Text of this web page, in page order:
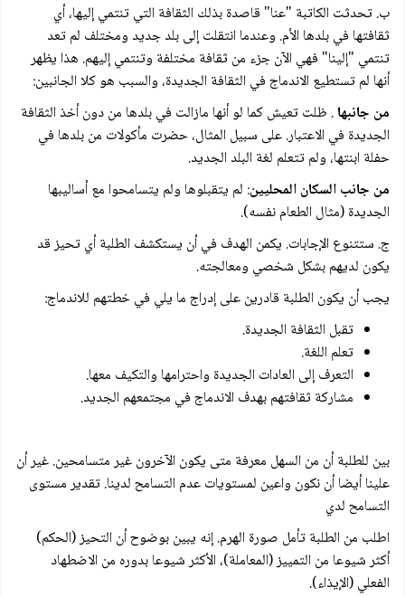
ب. تحدثت الكاتبة "عنا" قاصدة بذلك الثقافة التي تنتمي إليها، أي
ثقافتها في بلدها الأم. وعندما انتقلت إلى بلد جديد ومختلف لم تعد
تنتمي "إلينا" فهي الآن جزء من ثقافة مختلفة وتنتمي إليهم. هذا يظهر
أنها لم تستطيع الاندماج في الثقافة الجديدة، والسبب هو كلا الجانبين:
من جانبها. ظلت تعيش كما لو أنها مازالت في بلدها من دون أخذ الثقافة
الجديدة في الاعتبار. على سبيل المثال، حضرت مأكولات من بلدها في
حفلة ابنتها، ولم تتعلم لغة البلد الجديد.
من جانب السكان المحليين: لم يتقبلوها ولم يتسامحوا مع أساليبها
الجديدة (مثال الطعام نفسه).
ج. ستتنوع الإجابات. يكمن الهدف في أن يستكشف الطلبة أي تحيز قد
يكون لديهم بشكل شخصي ومعالجته.
يجب أن يكون الطلبة قادرين على إدراج ما يلي في خطتهم للاندماج:
تقبل الثقافة الجديدة.
تعلم اللغة.
التعرف إلى العادات الجديدة واحترامها والتكيف معها.
مشاركة ثقافتهم بهدف الاندماج في مجتمعهم الجديد.
بين للطلبة أن من السهل معرفة متى يكون الآخرون غير متسامحين. غير أن
علينا أيضا أن نكون واعين لمستويات عدم التسامح لدينا. تقدير مستوى
التسامح لدي
اطلب من الطلبة تأمل صورة الهرم. إنه يبين بوضوح أن التحيز (الحكم)
أكثر شيوعا من التمييز (المعاملة)، الأكثر شيوعا بدوره من الاضطهاد
الفعلي (الإيذاء).